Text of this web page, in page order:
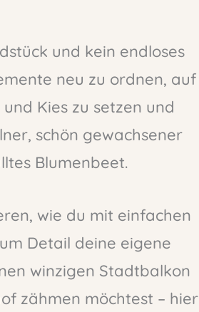
und kein endloses
neu zu ordnen, auf
Kies zu setzen und
schön gewachsener
Blumenbeet.
wie du mit einfachen
Detail deine eigene
winzigen Stadtbalkon
zähmen möchtest – hier